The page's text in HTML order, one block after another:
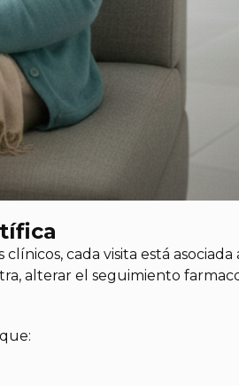
cada visita está asociada
alterar el seguimiento